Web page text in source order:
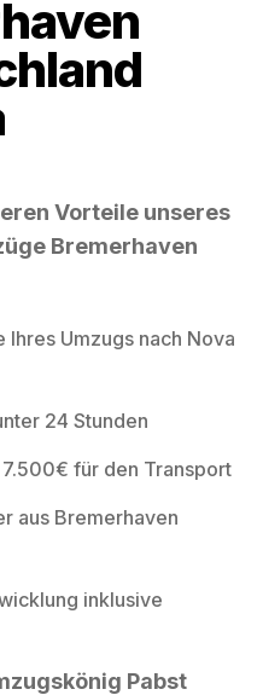
Vorteile unseres
Bremerhaven
Umzugs nach Nova
24 Stunden
für den Transport
aus Bremerhaven
inklusive
Pabst